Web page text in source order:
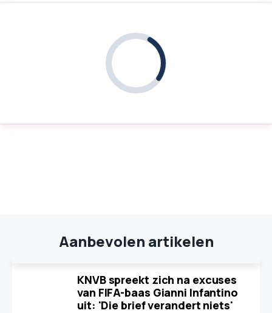
Aanbevolen artikelen
KNVB spreekt zich na excuses
van FIFA-baas Gianni Infantino
uit: 'Die brief verandert niets'